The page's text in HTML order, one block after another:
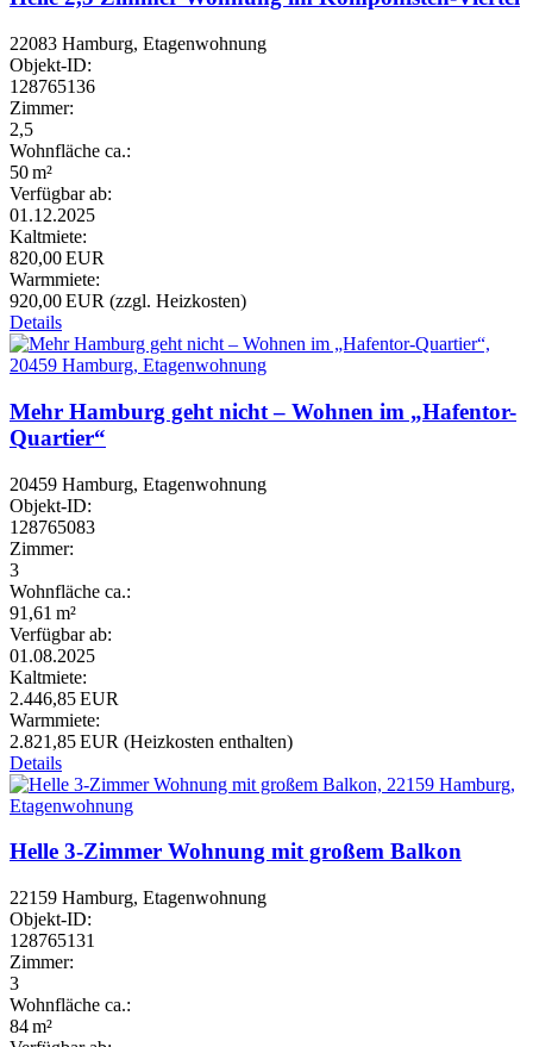
22083 Hamburg, Etagenwohnung
Objekt-ID:
128765136
Zimmer:
2,5
Wohnfläche ca.:
50 m²
Verfügbar ab:
01.12.2025
Kaltmiete:
820,00 EUR
Warmmiete:
920,00 EUR (zzgl. Heizkosten)
Details
Mehr Hamburg geht nicht – Wohnen im „Hafentor-
Quartier“
20459 Hamburg, Etagenwohnung
Objekt-ID:
128765083
Zimmer:
3
Wohnfläche ca.:
91,61 m²
Verfügbar ab:
01.08.2025
Kaltmiete:
2.446,85 EUR
Warmmiete:
2.821,85 EUR (Heizkosten enthalten)
Details
Helle 3-Zimmer Wohnung mit großem Balkon
22159 Hamburg, Etagenwohnung
Objekt-ID:
128765131
Zimmer:
3
Wohnfläche ca.:
84 m²